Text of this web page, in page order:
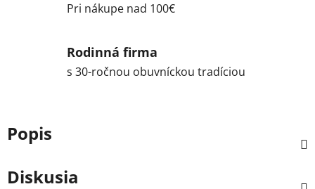
Pri nákupe nad 100€
Rodinná firma
s 30-ročnou obuvníckou tradíciou
Popis
Diskusia